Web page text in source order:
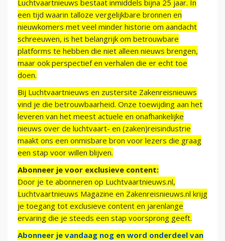
Luchtvaartnieuws bestaat inmiddels bijna 25 jaar. In
een tijd waarin talloze vergelijkbare bronnen en
nieuwkomers met veel minder historie om aandacht
schreeuwen, is het belangrijk om betrouwbare
platforms te hebben die niet alleen nieuws brengen,
maar ook perspectief en verhalen die er echt toe
doen.
Bij Luchtvaartnieuws en zustersite Zakenreisnieuws
vind je die betrouwbaarheid. Onze toewijding aan het
leveren van het meest actuele en onafhankelijke
nieuws over de luchtvaart- en (zaken)reisindustrie
maakt ons een onmisbare bron voor lezers die graag
een stap voor willen blijven.
Abonneer je voor exclusieve content:
Door je te abonneren op Luchtvaartnieuws.nl,
Luchtvaartnieuws Magazine en Zakenreisnieuws.nl krijg
je toegang tot exclusieve content en jarenlange
ervaring die je steeds een stap voorsprong geeft.
Abonneer je vandaag nog en word onderdeel van